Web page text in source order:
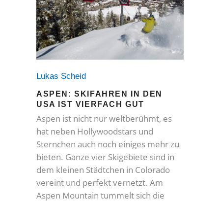
Lukas Scheid
ASPEN: SKIFAHREN IN DEN
USA IST VIERFACH GUT
Aspen ist nicht nur weltberühmt, es
hat neben Hollywoodstars und
Sternchen auch noch einiges mehr zu
bieten. Ganze vier Skigebiete sind in
dem kleinen Städtchen in Colorado
vereint und perfekt vernetzt. Am
Aspen Mountain tummelt sich die